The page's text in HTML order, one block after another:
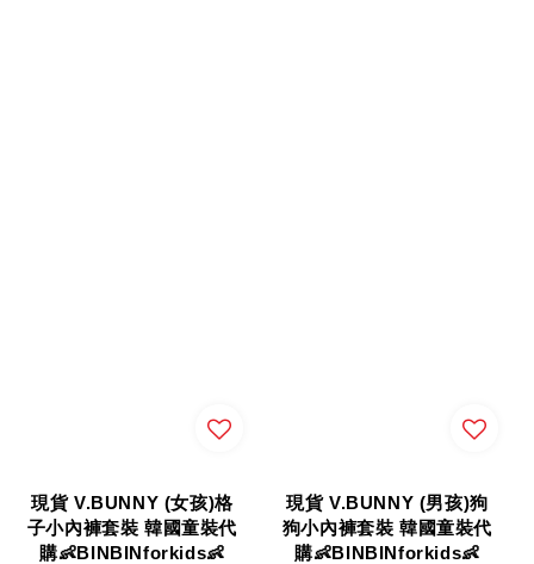
現貨 V.BUNNY (女孩)格
子小內褲套裝 韓國童裝代
購👶BINBINforkids👶
現貨 V.BUNNY (男孩)狗
狗小內褲套裝 韓國童裝代
購👶BINBINforkids👶